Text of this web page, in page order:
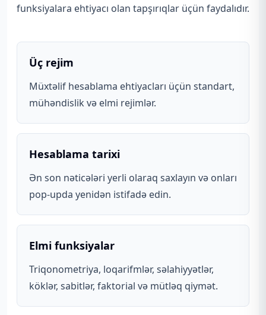
funksiyalara ehtiyacı olan tapşırıqlar üçün faydalıdır.
Üç rejim
Müxtəlif hesablama ehtiyacları üçün standart,
mühəndislik və elmi rejimlər.
Hesablama tarixi
Ən son nəticələri yerli olaraq saxlayın və onları
pop-upda yenidən istifadə edin.
Elmi funksiyalar
Triqonometriya, loqarifmlər, səlahiyyətlər,
köklər, sabitlər, faktorial və mütləq qiymət.